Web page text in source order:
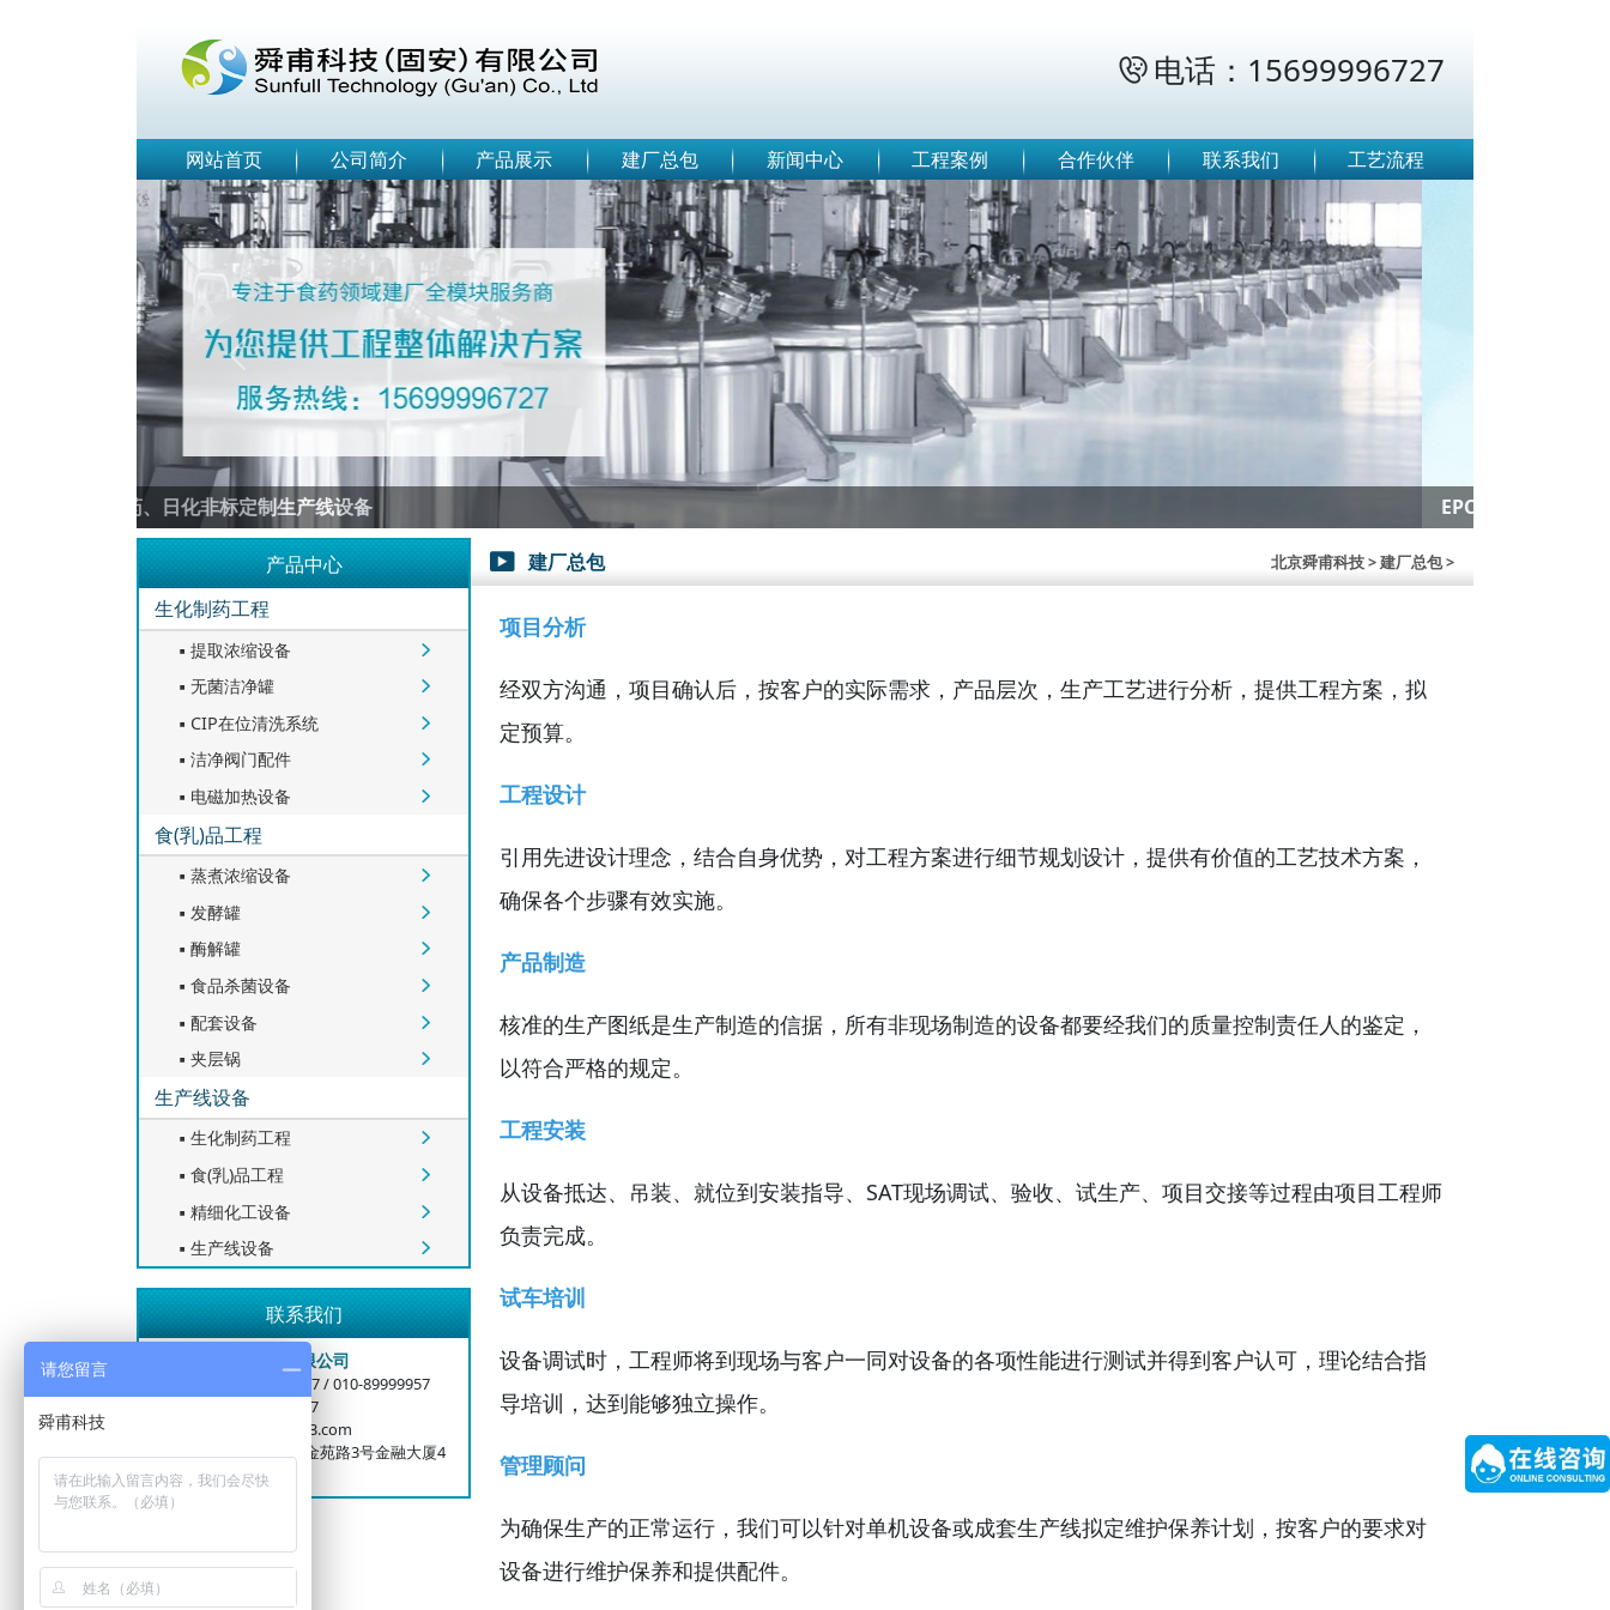
 电话：15699996727
网站首页 公司简介 产品展示 建厂总包 新闻中心 工程案例 合作伙伴 联系我们 工艺流程
EPC工程总包商
Previous
产品中心
生化制药工程
 提取浓缩设备 
 无菌洁净罐 
 CIP在位清洗系统 
 洁净阀门配件 
 电磁加热设备 
食(乳)品工程
 蒸煮浓缩设备 
 发酵罐 
 酶解罐 
 食品杀菌设备 
 配套设备 
 夹层锅 
生产线设备
 生化制药工程 
 食(乳)品工程 
 精细化工设备 
 生产线设备 
联系我们
舜甫科技（固安）有限公司
公司电话：400-6006-917 / 010-89999957
业务手机：15699996727
邮箱：bjshunfood@163.com
总部地址：北京大兴区金苑路3号金融大厦4
层
 建厂总包 北京舜甫科技> 建厂总包 >
项目分析
经双方沟通，项目确认后，按客户的实际需求，产品层次，生产工艺进行分析，提供工程方案，拟
定预算。
工程设计
引用先进设计理念，结合自身优势，对工程方案进行细节规划设计，提供有价值的工艺技术方案，
确保各个步骤有效实施。
产品制造
核准的生产图纸是生产制造的信据，所有非现场制造的设备都要经我们的质量控制责任人的鉴定，
以符合严格的规定。
工程安装
从设备抵达、吊装、就位到安装指导、SAT现场调试、验收、试生产、项目交接等过程由项目工程师
负责完成。
试车培训
设备调试时，工程师将到现场与客户一同对设备的各项性能进行测试并得到客户认可，理论结合指
导培训，达到能够独立操作。
管理顾问
为确保生产的正常运行，我们可以针对单机设备或成套生产线拟定维护保养计划，按客户的要求对
设备进行维护保养和提供配件。
请您留言